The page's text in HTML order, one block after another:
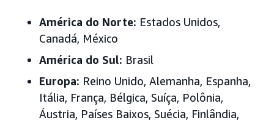
América do Norte: Estados Unidos,
Canadá, México
América do Sul: Brasil
Europa: Reino Unido, Alemanha, Espanha,
Itália, França, Bélgica, Suíça, Polônia,
Áustria, Países Baixos, Suécia, Finlândia,